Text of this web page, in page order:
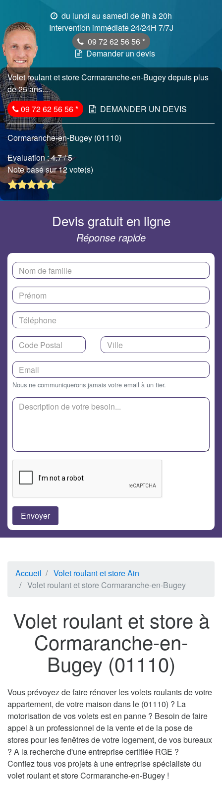
du lundi au samedi de 8h à 20h
Intervention immédiate 24/24H 7/7J
09 72 62 56 56 *
Demander un devis
Volet roulant et store Cormaranche-en-Bugey depuis plus
de 25 ans...
09 72 62 56 56* DEMANDER UN DEVIS
Cormaranche-en-Bugey (01110)
Evaluation :4.7/ 5
Note basé sur 12 vote(s)
Devis gratuit en ligne
Réponse rapide
Nous ne communiquerons jamais votre email à un tier.
Accueil
Volet roulant et store Ain
Volet roulant et store Cormaranche-en-Bugey
Volet roulant et store à
Cormaranche-en-
Bugey (01110)
Vous prévoyez de faire rénover les volets roulants de votre
appartement, de votre maison dans le (01110) ? La
motorisation de vos volets est en panne ? Besoin de faire
appel à un professionnel de la vente et de la pose de
stores pour les fenêtres de votre logement, de vos bureaux
? A la recherche d'une entreprise certifiée RGE ?
Confiez tous vos projets à une entreprise spécialiste du
volet roulant et store Cormaranche-en-Bugey !